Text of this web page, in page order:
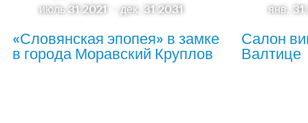
июль 31 2021
-дек. 31 2031
«Словянская эпопея» в замке
в города Моравский Круплов
янв.
Салон
Валтице